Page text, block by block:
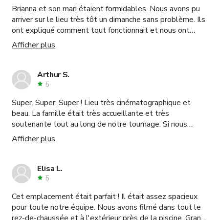
Brianna et son mari étaient formidables. Nous avons pu
arriver sur le lieu très tôt un dimanche sans problème. Ils
ont expliqué comment tout fonctionnait et nous ont
aidés quand c'était nécessaire. La production s'est
déroulée sans problème. Je recommanderais
Afficher plus
Arthur S.
5
Super. Super. Super ! Lieu très cinématographique et
beau. La famille était très accueillante et très
soutenante tout au long de notre tournage. Si nous
avions des questions ou avions besoin de quelque chose,
ils étaient toujours prêts à nous aider. Très
pour obtenir ce dont nous avions besoin sur le plateau.
Juste des gens très gentils qui n'étaient pas pointilleux
faire ce que nous voulions. De plus, si vous cherchez une
bonne conversation, Don est l'homme.
Afficher plus
Elisa L.
5
Cet emplacement était parfait ! Il était assez spacieux
pour toute notre équipe. Nous avons filmé dans tout le